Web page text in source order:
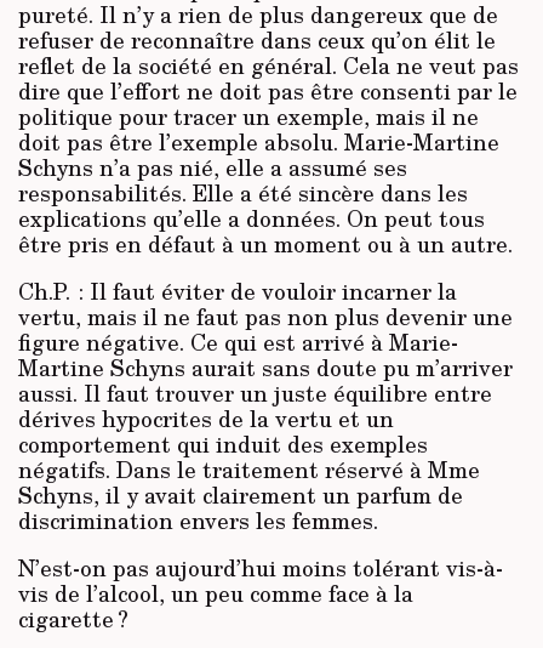
pureté. Il n’y a rien de plus dangereux que de
refuser de reconnaître dans ceux qu’on élit le
reflet de la société en général. Cela ne veut pas
dire que l’effort ne doit pas être consenti par le
politique pour tracer un exemple, mais il ne
doit pas être l’exemple absolu. Marie-Martine
Schyns n’a pas nié, elle a assumé ses
responsabilités. Elle a été sincère dans les
explications qu’elle a données. On peut tous
être pris en défaut à un moment ou à un autre.
Ch.P. : Il faut éviter de vouloir incarner la
vertu, mais il ne faut pas non plus devenir une
figure négative. Ce qui est arrivé à Marie-
Martine Schyns aurait sans doute pu m’arriver
aussi. Il faut trouver un juste équilibre entre
dérives hypocrites de la vertu et un
comportement qui induit des exemples
négatifs. Dans le traitement réser­vé à Mme
Schyns, il y avait clairement un parfum de
discrimination envers les femmes.
N’est-on pas aujourd’hui moins tolérant vis-à-
vis de l’alcool, un peu comme face à la
cigarette ?